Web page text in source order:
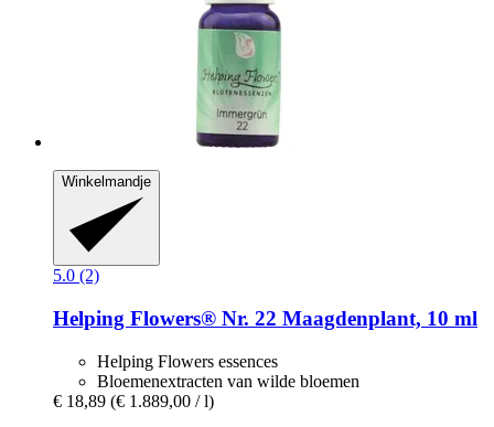
Winkelmandje
5.0 (2)
Helping Flowers® Nr. 22 Maagdenplant, 10 ml
Helping Flowers essences
Bloemenextracten van wilde bloemen
€ 18,89 (€ 1.889,00 / l)